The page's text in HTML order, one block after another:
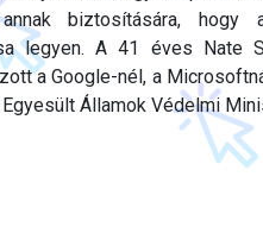
biztosítására, hogy
legyen. A 41 éves Nate
a Google-nél, a
Államok Védelmi